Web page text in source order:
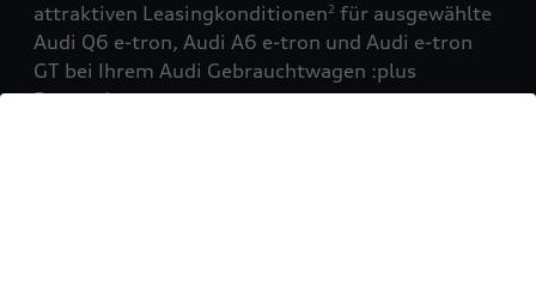
attraktiven Leasingkonditionen2 für ausgewählte
Audi Q6 e-tron, Audi A6 e-tron und Audi e-tron
GT bei Ihrem Audi Gebrauchtwagen :plus
Partner!